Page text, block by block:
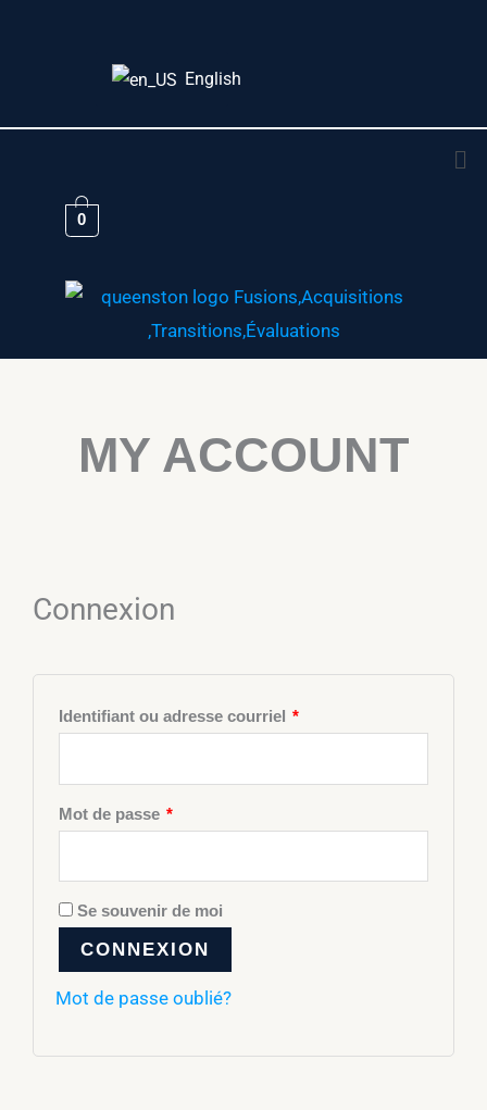
English
0
MY ACCOUNT
Connexion
Identifiant ou adresse courriel *
Mot de passe *
Se souvenir de moi
CONNEXION
Mot de passe oublié?